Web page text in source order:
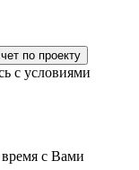
с условиями
с Вами